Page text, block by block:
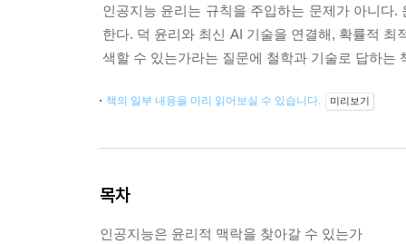
인공지능 윤리는 규칙을 주입하는 문제가 아니다.
한다. 덕 윤리와 최신 AI 기술을 연결해, 확률적
색할 수 있는가라는 질문에 철학과 기술로 답하는
책의 일부 내용을 미리 읽어보실 수 있습니다. 미리보기
목차
인공지능은 윤리적 맥락을 찾아갈 수 있는가